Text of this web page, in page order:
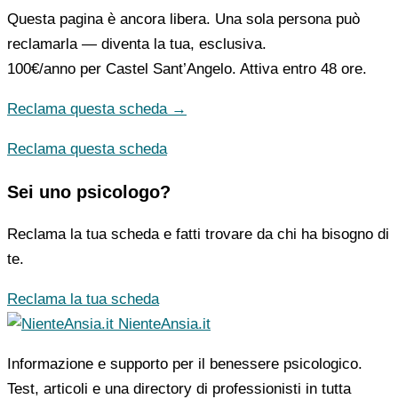
Questa pagina è ancora libera. Una sola persona può
reclamarla — diventa la tua, esclusiva.
100€/anno per Castel Sant’Angelo. Attiva entro 48 ore.
Reclama questa scheda →
Reclama questa scheda
Sei uno psicologo?
Reclama la tua scheda e fatti trovare da chi ha bisogno di
te.
Reclama la tua scheda
NienteAnsia.it
Informazione e supporto per il benessere psicologico.
Test, articoli e una directory di professionisti in tutta